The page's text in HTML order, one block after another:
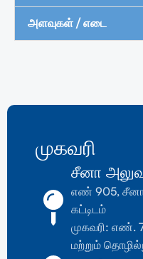
அளவுகள் / எடை
முகவரி
சீனா
எண் 905,
கட்டிடம்
முகவரி: எண்.
மற்றும்